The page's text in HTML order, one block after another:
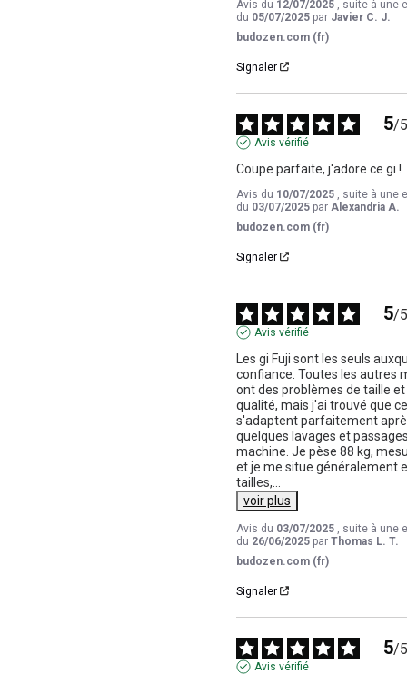
Avis du 12/07/2025
, suite à une
du 05/07/2025 par Javier C. J.
budozen.com (fr)
Signaler
5/5
Avis vérifié
Coupe parfaite, j'adore ce gi !
Avis du 10/07/2025
, suite à une
du 03/07/2025 par Alexandria A.
budozen.com (fr)
Signaler
5/5
Avis vérifié
Les gi Fuji sont les seuls
confiance. Toutes les autres
ont des problèmes de taille et
qualité, mais j'ai trouvé que
s'adaptent parfaitement
quelques lavages et
machine. Je pèse 88 kg,
et je me situe généralement
tailles,
voir plus
Avis du 03/07/2025
, suite à une
du 26/06/2025 par Thomas L. T.
budozen.com (fr)
Signaler
5/5
Avis vérifié